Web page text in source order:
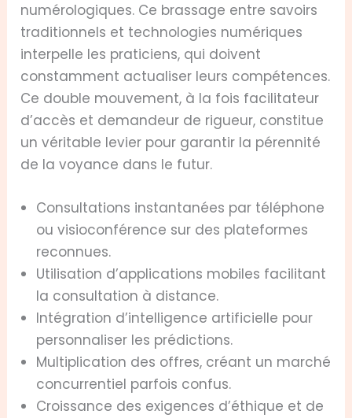
numérologiques. Ce brassage entre savoirs
traditionnels et technologies numériques
interpelle les praticiens, qui doivent
constamment actualiser leurs compétences.
Ce double mouvement, à la fois facilitateur
d’accès et demandeur de rigueur, constitue
un véritable levier pour garantir la pérennité
de la voyance dans le futur.
Consultations instantanées par téléphone
ou visioconférence sur des plateformes
reconnues.
Utilisation d’applications mobiles facilitant
la consultation à distance.
Intégration d’intelligence artificielle pour
personnaliser les prédictions.
Multiplication des offres, créant un marché
concurrentiel parfois confus.
Croissance des exigences d’éthique et de